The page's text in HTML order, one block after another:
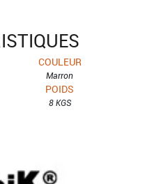
COULEUR
Marron
POIDS
8 KGS